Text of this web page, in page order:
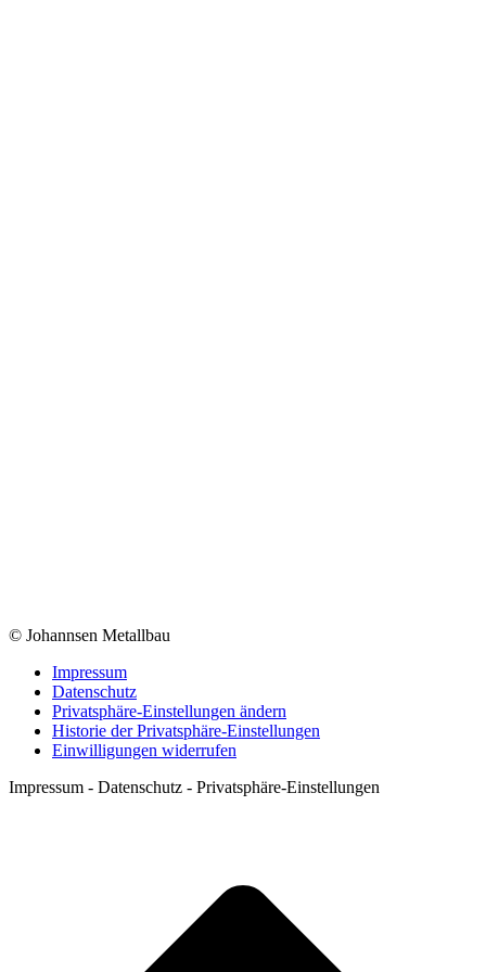
© Johannsen Metallbau
Impressum
Datenschutz
Privatsphäre-Einstellungen ändern
Historie der Privatsphäre-Einstellungen
Einwilligungen widerrufen
Impressum - Datenschutz - Privatsphäre-Einstellungen